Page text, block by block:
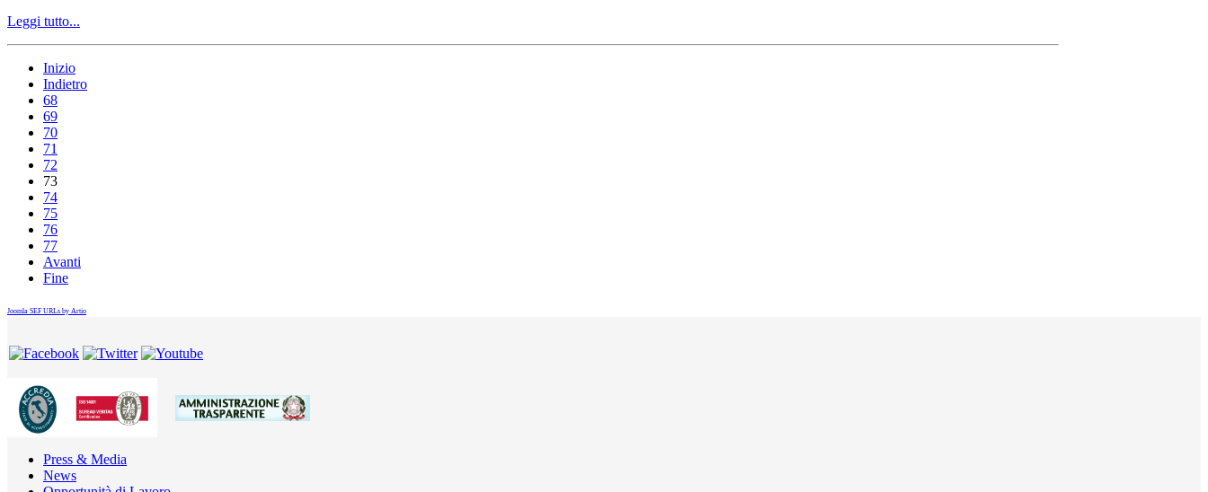
Leggi tutto...
Inizio
Indietro
68
69
70
71
72
73
74
75
76
77
Avanti
Fine
Joomla SEF URLs by Artio
Press & Media
News